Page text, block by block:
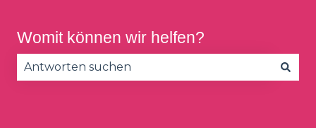
Womit können wir helfen?